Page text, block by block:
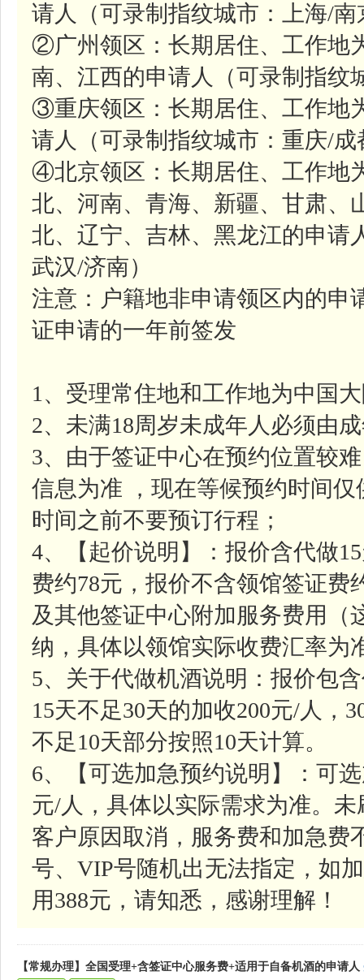
请人（可录制指纹城市：上海/南
②广州领区：长期居住、工作地
南、江西的申请人（可录制指纹
③重庆领区：长期居住、工作地
请人（可录制指纹城市：重庆/成
④北京领区：长期居住、工作地
北、河南、青海、新疆、甘肃、
北、辽宁、吉林、黑龙江的申请
武汉/济南）
注意：户籍地非申请领区内的申
证申请的一年前签发
1、受理常住地和工作地为中国
2、未满18周岁未成年人必须由
3、由于签证中心在预约位置较
信息为准 ，现在等候预约时间
时间之前不要预订行程；
4、【起价说明】：报价含代做
费约78元，报价不含领馆签证费
及其他签证中心附加服务费用（
纳，具体以领馆实际收费汇率为
5、关于代做机酒说明：报价包
15天不足30天的加收200元/人，
不足10天部分按照10天计算。
6、【可选加急预约说明】：可
元/人，具体以实际需求为准。
客户原因取消，服务费和加急费
号、VIP号随机出无法指定，如
用388元，请知悉，感谢理解！
【常规办理】全国受理+含签证中心服务费+适用于自备机酒的申请人